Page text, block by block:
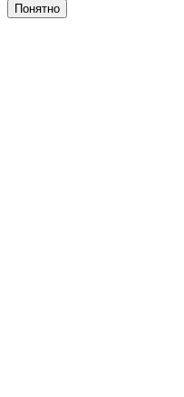
Понятно